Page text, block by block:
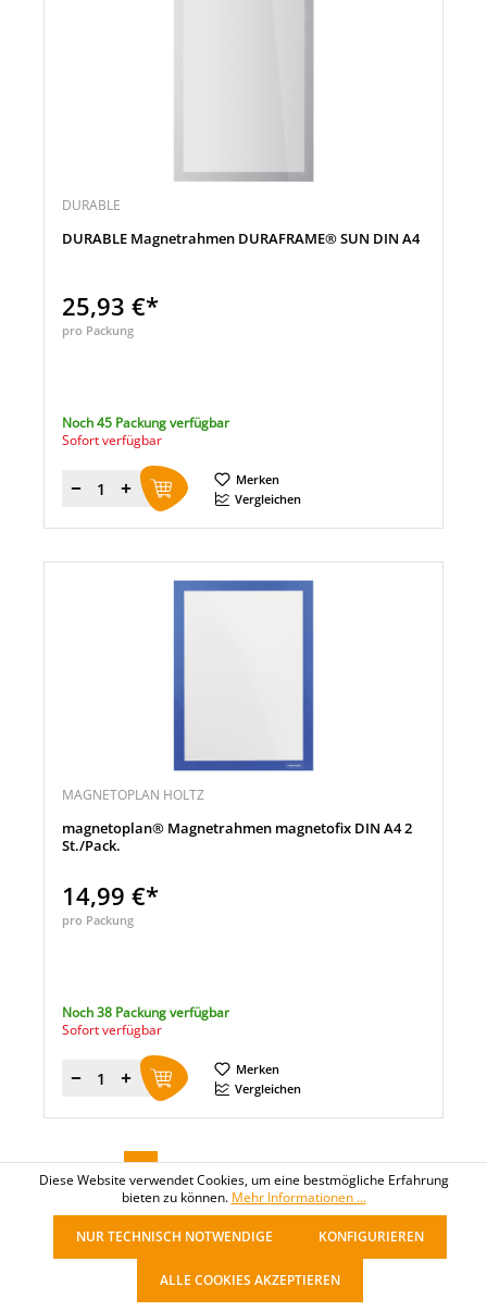
DURABLE
DURABLE Magnetrahmen DURAFRAME® SUN DIN A4
25,93 €*
pro Packung
Noch 45 Packung verfügbar
Sofort verfügbar
Menge
Merken
Vergleichen
MAGNETOPLAN HOLTZ
magnetoplan® Magnetrahmen magnetofix DIN A4 2
St./Pack.
14,99 €*
pro Packung
Noch 38 Packung verfügbar
Sofort verfügbar
Menge
Merken
Vergleichen
Diese Website verwendet Cookies, um eine bestmögliche Erfahrung
bieten zu können. Mehr Informationen ...
NUR TECHNISCH NOTWENDIGE KONFIGURIEREN
ALLE COOKIES AKZEPTIEREN